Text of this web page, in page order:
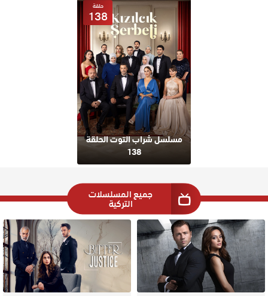
مسلسل شراب التوت الحلقة
138
حلقة
138
جميع المسلسلات
التركية